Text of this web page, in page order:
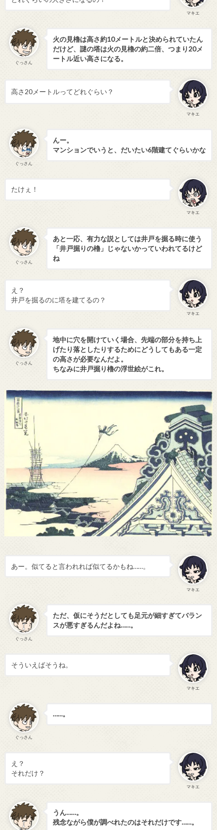
マキエ
ぐっさん
火の見櫓は高さ約10メートルと決められていたん
だけど、謎の塔は火の見櫓の約二倍、つまり20メ
ートル近い高さになる。
マキエ
高さ20メートルってどれぐらい？
ぐっさん
んー。
マンションでいうと、だいたい6階建てぐらいかな
マキエ
たけぇ！
ぐっさん
あと一応、有力な説としては井戸を掘る時に使う
「井戸掘りの櫓」じゃないかっていわれてるけど
ね
マキエ
え？
井戸を掘るのに塔を建てるの？
ぐっさん
地中に穴を開けていく場合、先端の部分を持ち上
げたり落としたりするためにどうしてもある一定
の高さが必要なんだよ。
ちなみに井戸掘り櫓の浮世絵がこれ。
マキエ
あー。似てると言われれば似てるかもね……。
ぐっさん
ただ、仮にそうだとしても足元が細すぎてバラン
スが悪すぎるんだよね……。
マキエ
そういえばそうね。
ぐっさん
……。
マキエ
え？
それだけ？
うん……。
残念ながら僕が調べれたのはそれだけです……。